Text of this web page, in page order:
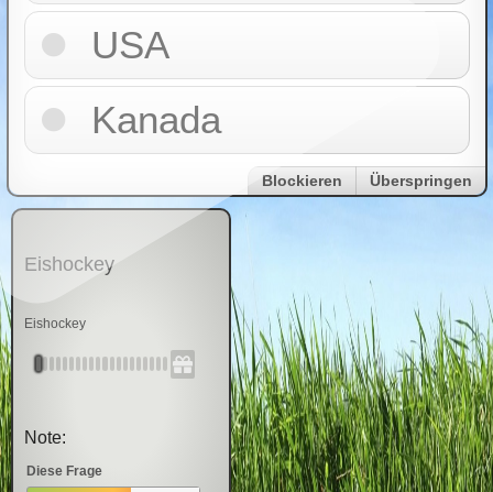
USA
Kanada
Blockieren Überspringen
Eishockey
Eishockey
Note:
Diese Frage